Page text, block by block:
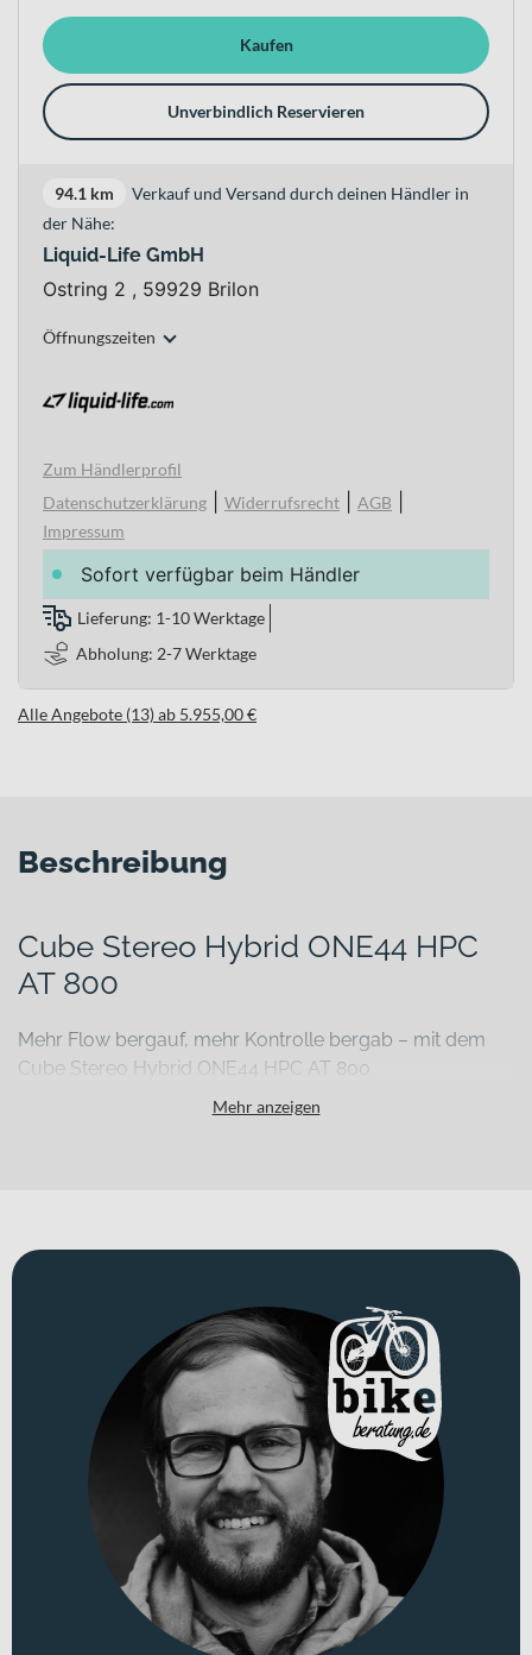
Kaufen
Unverbindlich Reservieren
94.1 km
Verkauf und Versand durch deinen Händler in
der Nähe:
Liquid-Life GmbH
Ostring 2 , 59929 Brilon
Öffnungszeiten
Zum Händlerprofil
Datenschutzerklärung
Widerrufsrecht AGB
Impressum
Sofort verfügbar beim Händler
Lieferung: 1-10 Werktage
Abholung: 2-7 Werktage
Alle Angebote (13) ab 5.955,00 €
Beschreibung
Cube Stereo Hybrid ONE44 HPC
AT 800
Mehr Flow bergauf, mehr Kontrolle bergab – mit dem
Cube Stereo Hybrid ONE44 HPC AT 800
Steile Anstiege rauben Kraft, technische Trails verlangen volle
alpinen Strecken souverän unterwegs bist.
Dieses E-Bike ist wie gemacht für Trail-Enthusiasten und
performance-orientierte E-Mountainbiker, die ein vielseitiges Bike
für sportliche Touren und technische Abfahrten suchen. Ob lange
Anstiege mit Motorunterstützung, verwinkelte Singletrails oder
anspruchsvolle Downhill-Passagen – das Rad entfaltet seine
Stärken besonders im Gelände. Als E-Mountainbike mit Laufrädern
in 27,5 und 29 Zoll bietet es Dir die Wahl zwischen
unterschiedlichen Fahreigenschaften je nach Vorliebe. Erhältlich ist
es in „carbon´n´gold“ und „actionteam“, wodurch auch optisch ein
markanter Auftritt garantiert ist.
Technisches Konzept und Systemintegration
Aluminium 6061bildet die stabile Basis für
Mehr anzeigen